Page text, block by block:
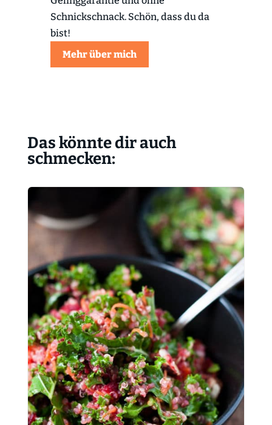
Schnickschnack. Schön, dass du da
bist!
Mehr über mich
Das könnte dir auch
schmecken: